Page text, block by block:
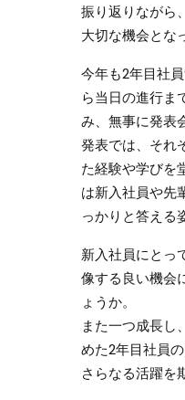
振り返りながら
大切な機会とな
今年も2年目社
ら当日の進行ま
み、無事に発表
発表では、それ
た経験や学びを
は新入社員や先
っかりと答える
新入社員にとっ
像する良い機会
ょうか。
また一つ成長し
めた2年目社員
さらなる活躍を